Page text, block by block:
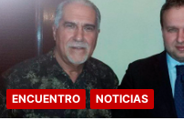
ENCUENTRO NOTICIAS